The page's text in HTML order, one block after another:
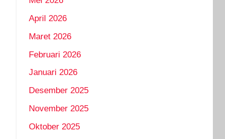
April 2026
Maret 2026
Februari 2026
Januari 2026
Desember 2025
November 2025
Oktober 2025